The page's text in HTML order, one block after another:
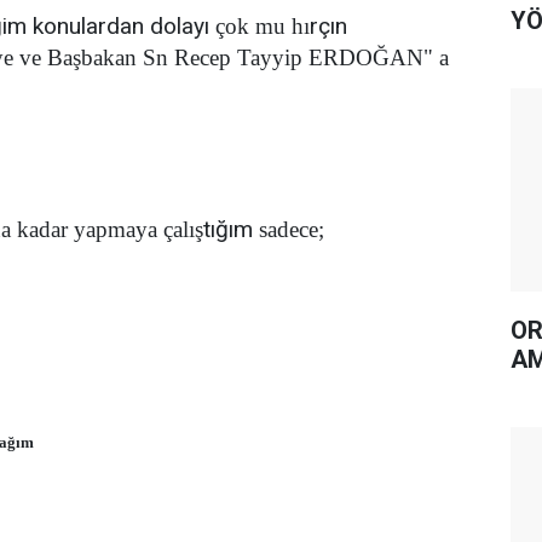
konulardan dolayı çok mu hırçın
ve Başbakan Sn Recep Tayyip ERDOĞAN" a
kadar yapmaya çalıştığım sadece;